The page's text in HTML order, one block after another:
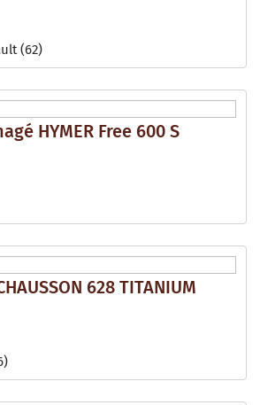
(62)
HYMER Free 600 S
628 TITANIUM